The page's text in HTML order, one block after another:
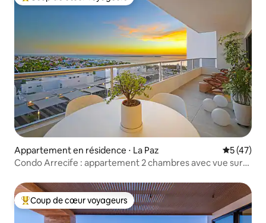
Appartement en résidence ⋅ La Paz
5 (47)
Condo Arrecife : appartement 2 chambres avec vue sur
Coups de cœur voyageurs les plus appréciés
Coup de cœur voyageurs